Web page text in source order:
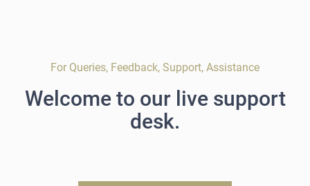
For Queries, Feedback, Support, Assistance
Welcome to our live support
desk.